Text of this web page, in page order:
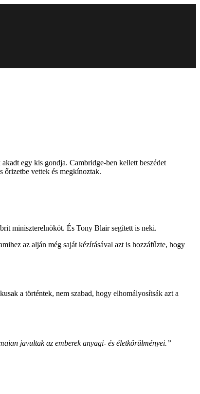
egy kis gondja. Cambridge-ben kellett beszédet
őrizetbe vettek és megkínoztak.
miniszterelnököt. És Tony Blair segített is neki.
az alján még saját kézírásával azt is hozzáfűzte, hogy
a történtek, nem szabad, hogy elhomályosítsák azt a
javultak az emberek anyagi- és életkörülményei.”